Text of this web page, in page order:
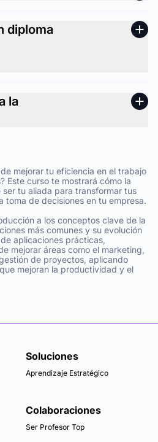
diploma
la
mejorar tu eficiencia en el trabajo
Este curso te mostrará cómo la
tu aliada para transformar tus
toma de decisiones en tu empresa.
a los conceptos clave de la
más comunes y su evolución
aplicaciones prácticas,
mejorar áreas como el marketing,
de proyectos, aplicando
mejoran la productividad y el
Soluciones
Aprendizaje Estratégico
Colaboraciones
Ser Profesor Top